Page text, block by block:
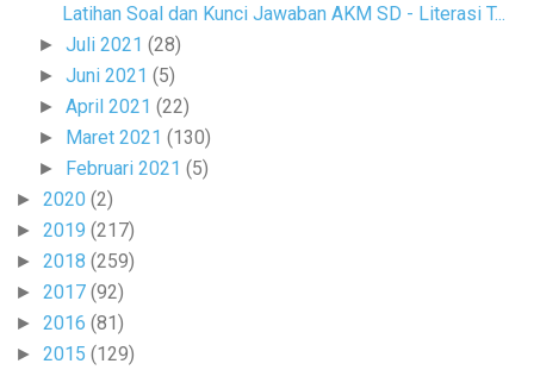
Latihan Soal dan Kunci Jawaban AKM SD - Literasi T...
►Juli 2021(28)
►Juni 2021(5)
►April 2021(22)
► Maret 2021(130)
► Februari 2021(5)
► 2020 (2)
► 2019 (217)
► 2018 (259)
► 2017 (92)
► 2016 (81)
► 2015 (129)